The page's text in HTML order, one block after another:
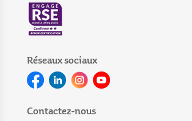
Réseaux sociaux
Contactez-nous